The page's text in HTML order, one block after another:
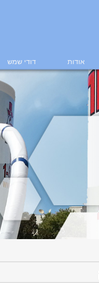
אודות דודי שמש